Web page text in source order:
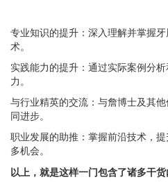
专业知识的提升：深入理解并掌握
术。
实践能力的提升：通过实际案例分
力。
与行业精英的交流 ：与詹博士及其
同进步。
职业发展的助推 ：掌握前沿技术，
多机会。
以上，就是这样一门包含了诸多干